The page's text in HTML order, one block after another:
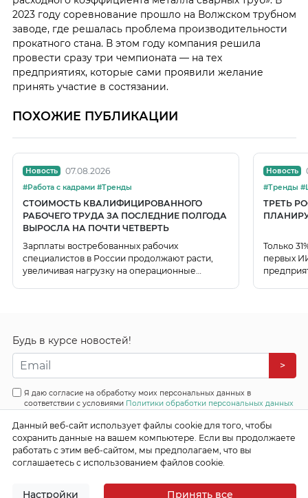
2023 году соревнование прошло на Волжском трубном
заводе, где решалась проблема производительности
прокатного стана. В этом году компания решила
провести сразу три чемпионата — на тех
предприятиях, которые сами проявили желание
принять участие в состязании.
ПОХОЖИЕ ПУБЛИКАЦИИ
Новость 07.08.2026
#Работа с кадрами #Тренды
СТОИМОСТЬ КВАЛИФИЦИРОВАННОГО
РАБОЧЕГО ТРУДА ЗА ПОСЛЕДНИЕ ПОЛГОДА
ВЫРОСЛА НА ПОЧТИ ЧЕТВЕРТЬ
Зарплаты востребованных рабочих
специалистов в России продолжают расти,
увеличивая нагрузку на операционные
Новость
ТРЕТЬ
Только
первых
Будь в курсе новостей!
>
Я даю согласие на обработку моих персональных данных в
соответствии с условиями Политики обработки персональных данных
Все права защищены
© 2026 Эффективные бизнес системы
Данный веб-сайт использует файлы cookie для того, чтобы
сохранить данные на вашем компьютере. Если вы продолжаете
работать с этим веб-сайтом, мы предполагаем, что вы
соглашаетесь с использованием файлов cookie.
Настройки Принять все